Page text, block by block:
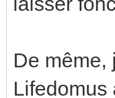
De même,
Lifedomus